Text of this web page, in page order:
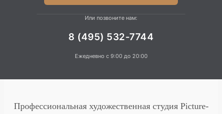
Или позвоните нам:
8 (495) 532-7744
Ежедневно с 9:00 до 20:00
Профессиональная художественная студия Picture-